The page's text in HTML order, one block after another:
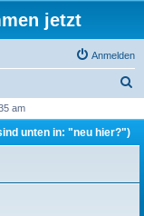
jetzt
Anmelden
h
am
unten in: "neu hier?")